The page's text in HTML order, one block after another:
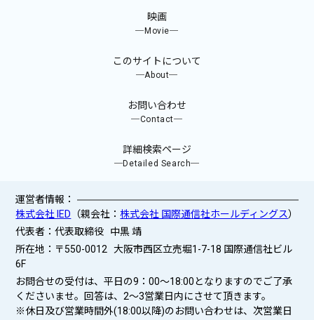
映画
─Movie─
このサイトについて
─About─
お問い合わせ
─Contact─
詳細検索ページ
─Detailed Search─
運営者情報：
株式会社 IED （親会社：株式会社 国際通信社ホールディングス）
代表者：代表取締役 中黒 靖
所在地：〒550-0012 大阪市西区立売堀1-7-18 国際通信社ビル
6F
お問合せの受付は、平日の9：00～18:00となりますのでご了承
くださいませ。回答は、2〜3営業日内にさせて頂きます。
※休日及び営業時間外(18:00以降)のお問い合わせは、次営業日